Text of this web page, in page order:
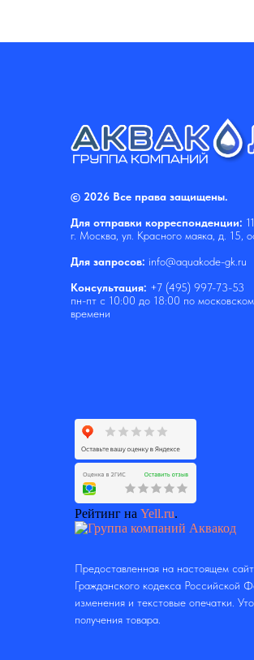
© 2026 Все права защищены.
Для отправки корреспонденции:
г. Москва, ул. Красного маяка, д. 15,
Для запросов: info@aquakode-gk.ru
Консультация: +7 (495) 997-73-53
пн-пт с 10:00 до 18:00 по
времени
Рейтинг на Yell.ru.
Предоставленная на настоящем
Гражданского кодекса Российской
изменения и текстовые опечатки.
получения товара.